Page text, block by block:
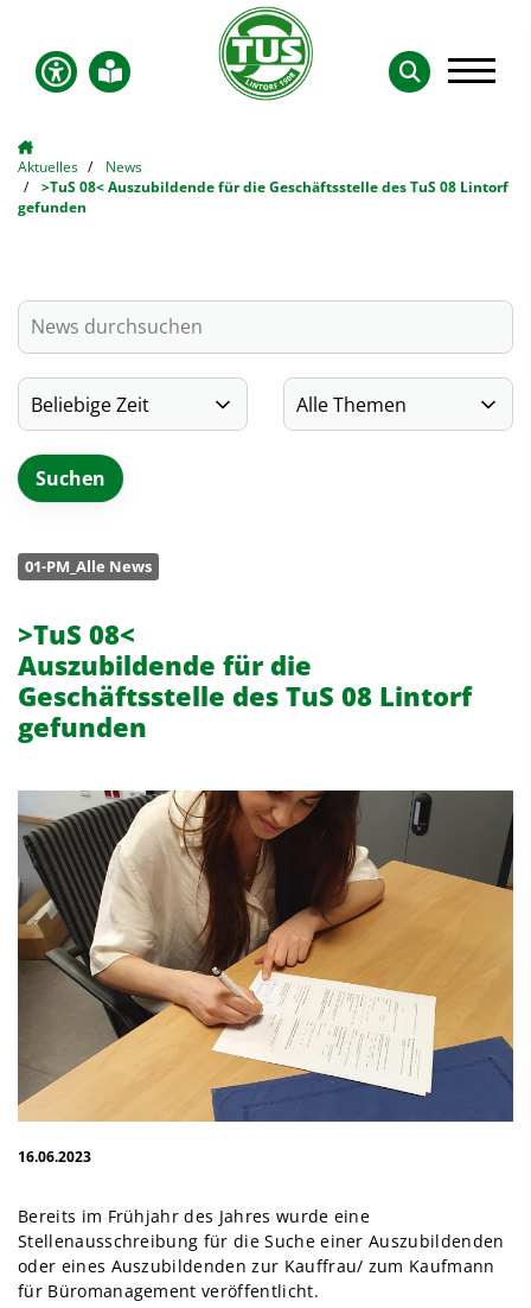
Aktuelles
News
>TuS 08< Auszubildende für die Geschäftsstelle des TuS 08 Lintorf
gefunden
01-PM_Alle News
>TuS 08<
Auszubildende für die
Geschäftsstelle des TuS 08 Lintorf
gefunden
16.06.2023
Bereits im Frühjahr des Jahres wurde eine
Stellenausschreibung für die Suche einer Auszubildenden
oder eines Auszubildenden zur Kauffrau/ zum Kaufmann
für Büromanagement veröffentlicht.